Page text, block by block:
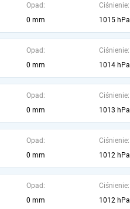
Opad:
0 mm
Ciśnienie:
1015 hPa
Opad:
0 mm
Ciśnienie:
1014 hPa
Opad:
0 mm
Ciśnienie:
1013 hPa
Opad:
0 mm
Ciśnienie:
1012 hPa
Opad:
0 mm
Ciśnienie:
1012 hPa